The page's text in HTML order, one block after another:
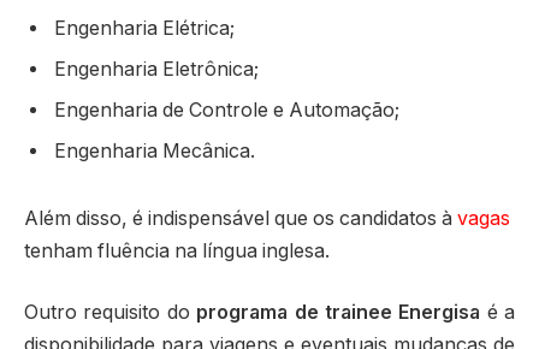
Engenharia Elétrica;
Engenharia Eletrônica;
Engenharia de Controle e Automação;
Engenharia Mecânica.
Além disso, é indispensável que os candidatos à vagas
tenham fluência na língua inglesa.
Outro requisito do programa de trainee Energisa é a